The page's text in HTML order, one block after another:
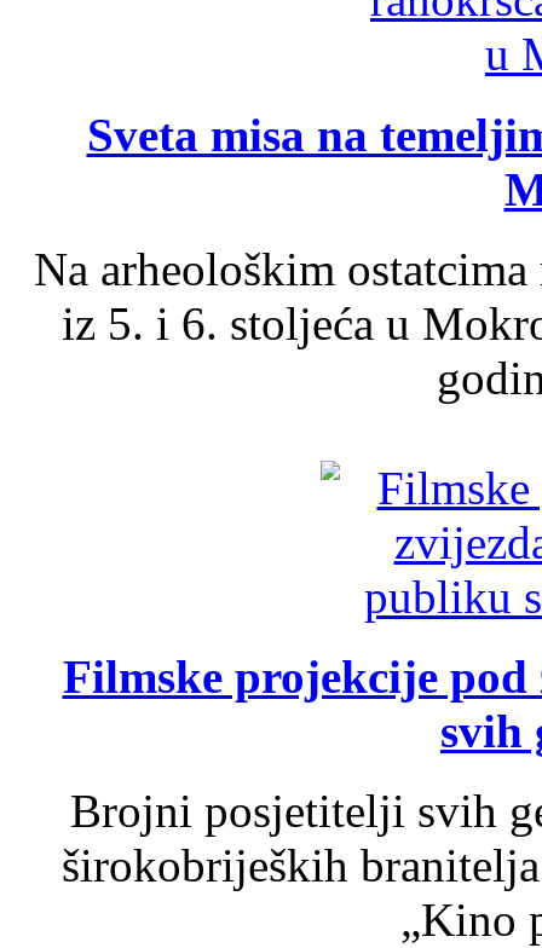
Sveta misa na
Na arheološkim
iz 5. i 6. stoljeća u
Filmske projekcije
svih
Brojni posjetitelji svih
širokobrijeških
„Kino